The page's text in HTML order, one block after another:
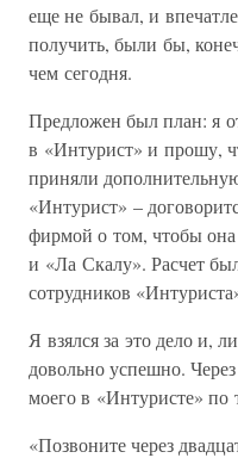
еще не бывал, и
получить, были бы,
чем сегодня.
Предложен был план: я
в «Интурист» и прошу,
приняли
«Интурист» –
фирмой о том, чтобы
и «Ла Скалу». Расчет
сотрудников
Я взялся за это дело и,
довольно успешно.
моего в «Интуристе» по
«Позвоните через